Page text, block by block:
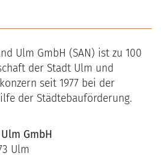
Ulm GmbH (SAN) ist zu 100
der Stadt Ulm und
seit 1977 bei der
der Städtebauförderung.
GmbH
Ulm